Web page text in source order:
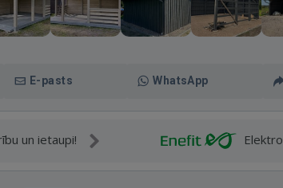
E-pasts WhatsApp
un ietaupi!